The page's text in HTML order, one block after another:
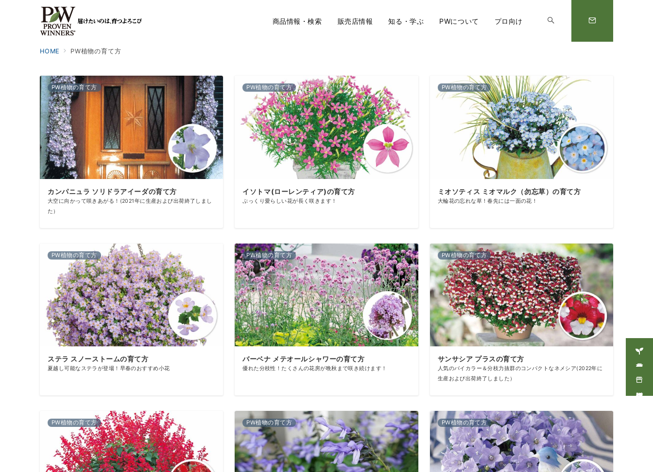
商品情報・検索 販売店情報 知る・学ぶ PWについて プロ向け
HOME PW植物の育て方
PW植物の育て方
カンパニュラ ソリドラアイーダの育て方
大空に向かって咲きあがる！(2021年に生産および出荷終了しまし
た）
PW植物の育て方
イソトマ(ローレンティア)の育て方
ぷっくり愛らしい花が長く咲きます！
PW植物の育て方
ミオソティス ミオマルク（勿忘草）の育て方
大輪花の忘れな草！春先には一面の花！
PW植物の育て方
ステラ スノーストームの育て方
夏越し可能なステラが登場！早春のおすすめ小花
PW植物の育て方
バーベナ メテオールシャワーの育て方
優れた分枝性！たくさんの花房が晩秋まで咲き続けます！
PW植物の育て方
サンサシア プラスの育て方
人気のバイカラー＆分枝力抜群のコンパクトなネメシア(2022年に
生産および出荷終了しました）
PW植物の育て方 PW植物の育て方 PW植物の育て方
お問い合わせフォーム
後日メールにて回答させていただきます。